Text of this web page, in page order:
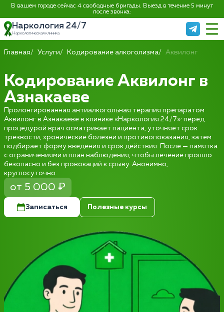
В вашем городе сейчас 4 свободные бригады. Выезд в течение 5 минут
после звонка:
Наркология 24/7
Наркологическая клиника
Главная Услуги Кодирование алкоголизма Аквилонг
Кодирование Аквилонг в
Азнакаеве
Пролонгированная антиалкогольная терапия препаратом
Аквилонг в Азнакаеве в клинике «Наркология 24/7»: перед
процедурой врач осматривает пациента, уточняет срок
трезвости, хронические болезни и противопоказания, затем
подбирает форму введения и срок действия. После — памятка
с ограничениями и план наблюдения, чтобы лечение прошло
безопасно и без провокаций к срыву. Анонимно,
круглосуточно.
от 5 000 ₽
Записаться Полезные курсы